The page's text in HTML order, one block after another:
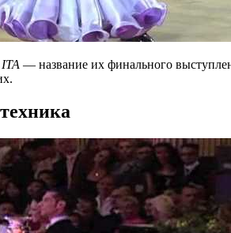
— название их финального